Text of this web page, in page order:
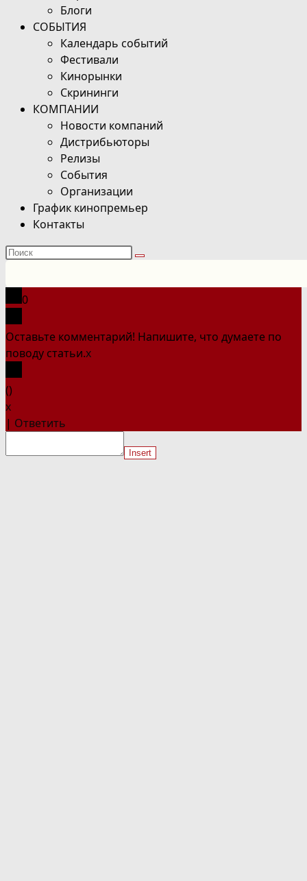
Блоги
СОБЫТИЯ
Календарь событий
Фестивали
Кинорынки
Скрининги
КОМПАНИИ
Новости компаний
Дистрибьюторы
Релизы
События
Организации
График кинопремьер
Контакты
Поиск
сайте
0
Оставьте комментарий! Напишите, что думаете по
поводу статьи.x
()
x
| Ответить
Insert